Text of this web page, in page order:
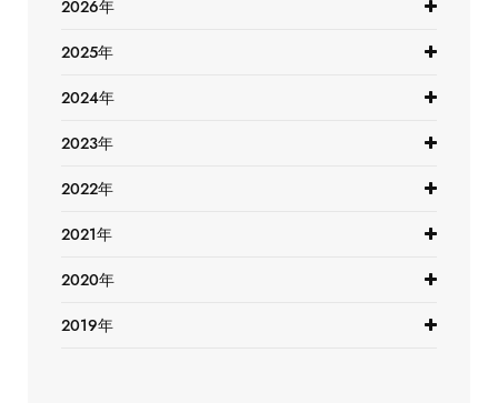
2026年
2025年
2024年
2023年
2022年
2021年
2020年
2019年